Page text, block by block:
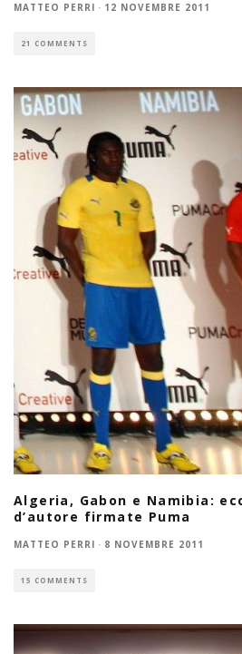
MATTEO PERRI · 12 NOVEMBRE 2011
21 COMMENTS
Algeria, Gabon e Namibia:
d’autore firmate Puma
MATTEO PERRI · 8 NOVEMBRE 2011
15 COMMENTS